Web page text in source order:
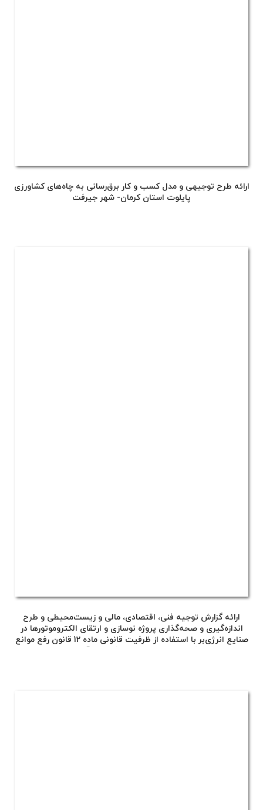
ارائه طرح توجیهی و مدل کسب و کار برق‌رسانی به چاه‌های کشاورزی
پایلوت استان کرمان- شهر جیرفت
ارائه گزارش توجیه فنی، اقتصادی، مالی و زیست‌محیطی و طرح
اندازه‌گیری و صحه‌گذاری پروژه نوسازی و ارتقای الکتروموتورها در
صنایع انرژی‌بر با استفاده از ظرفیت قانونی ماده 12 قانون رفع موانع
تولید رقابت‌پذیر و ارتقای نظام مالی کشور و آیین‌نامه‌های مربوط